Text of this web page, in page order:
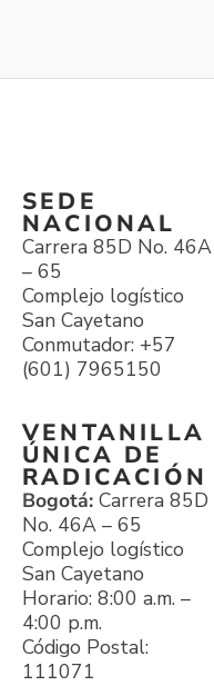
SEDE
NACIONAL
Carrera 85D No. 46A
– 65
Complejo logístico
San Cayetano
Conmutador: +57
(601) 7965150
VENTANILLA
ÚNICA DE
RADICACIÓN
Bogotá: Carrera 85D
No. 46A – 65
Complejo logístico
San Cayetano
Horario: 8:00 a.m. –
4:00 p.m.
Código Postal:
111071